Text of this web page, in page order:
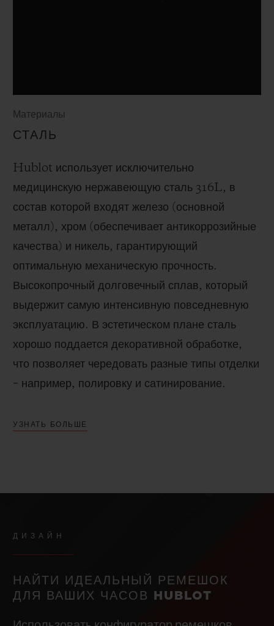
Материалы
СТАЛЬ
Hublot использует исключительно
медицинскую нержавеющую сталь 316L, в
состав которой входят железо (основной
металл), хром (обеспечивает антикоррозийные
качества) и никель, гарантирующий
оптимальную механическую прочность.
Высокопрочный долговечный сплав, который
выдержит самую интенсивную повседневную
эксплуатацию. В эстетическом плане сталь
хорошо поддается декоративной обработке,
что позволяет чередовать разные типы отделки
– например, полировку и сатинирование.
УЗНАТЬ БОЛЬШЕ
ДИЗАЙН
НАЙТИ ИДЕАЛЬНЫЙ РЕМЕШОК
ДЛЯ ВАШИХ ЧАСОВ HUBLOT